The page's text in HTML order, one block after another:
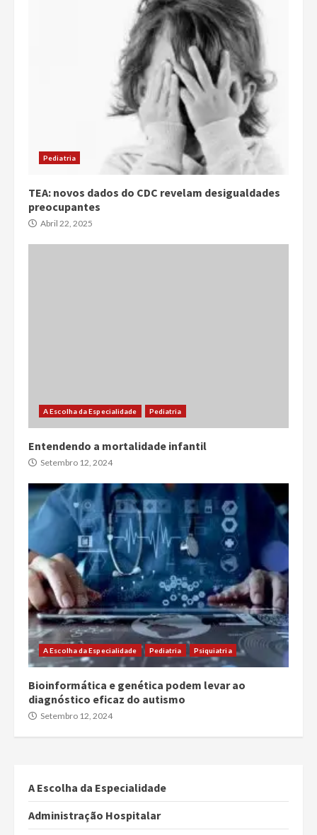
Pediatria
TEA: novos dados do CDC revelam desigualdades
preocupantes
Abril 22, 2025
A Escolha da Especialidade Pediatria
Entendendo a mortalidade infantil
Setembro 12, 2024
A Escolha da Especialidade Pediatria Psiquiatria
Bioinformática e genética podem levar ao
diagnóstico eficaz do autismo
Setembro 12, 2024
A Escolha da Especialidade
Administração Hospitalar